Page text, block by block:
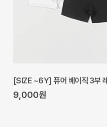
5% 39,000원 41,000원